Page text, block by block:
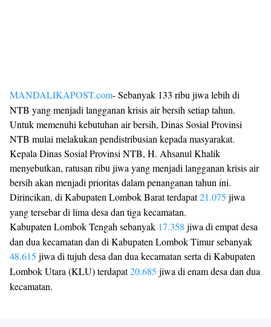
MANDALIKAPOST.com- Sebanyak 133 ribu jiwa lebih di
NTB yang menjadi langganan krisis air bersih setiap tahun.
Untuk memenuhi kebutuhan air bersih, Dinas Sosial Provinsi
NTB mulai melakukan pendistribusian kepada masyarakat.
Kepala Dinas Sosial Provinsi NTB, H. Ahsanul Khalik
menyebutkan, ratusan ribu jiwa yang menjadi langganan krisis air
bersih akan menjadi prioritas dalam penanganan tahun ini.
Dirincikan, di Kabupaten Lombok Barat terdapat21.075 jiwa
yang tersebar di lima desa dan tiga kecamatan.
Kabupaten Lombok Tengah sebanyak 17.358 jiwa di empat desa
dan dua kecamatan dan di Kabupaten Lombok Timur sebanyak
48.615 jiwa di tujuh desa dan dua kecamatan serta di Kabupaten
Lombok Utara (KLU) terdapat20.685 jiwa di enam desa dan dua
kecamatan.